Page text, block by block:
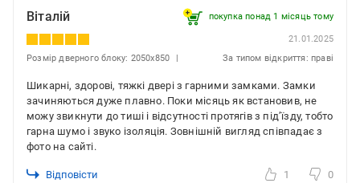
Віталій покупка понад 1 місяць тому
21.01.2025
Розмір дверного блоку: 2050x850
За типом відкриття: праві
Шикарні, здорові, тяжкі двері з гарними замками. Замки
зачиняються дуже плавно. Поки місяць як встановив, не
можу звикнути до тиші і відсутності протягів з підʼїзду, тобто
гарна шумо і звуко ізоляція. Зовнішній вигляд співпадає з
фото на сайті.
Відповісти 1 0